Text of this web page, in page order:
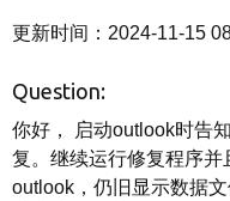
更新时间：2024-11-15
Question:
你好， 启动outlook时告
复。继续运行修复程序
outlook，仍旧显示数据